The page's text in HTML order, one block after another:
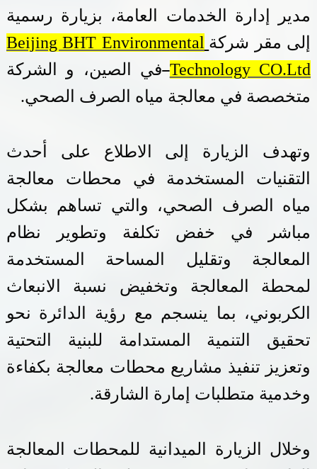
خدمات الموظفين
المكتبة الإلكترونية
مدير إدارة الخدمات العامة، بزيارة رسمية
إلى مقر شركة Beijing BHT Environmental
Technology CO.Ltd في الصين، و الشركة
متخصصة في معالجة مياه الصرف الصحي.
وتهدف الزيارة إلى الاطلاع على أحدث
التقنيات المستخدمة في محطات معالجة
مياه الصرف الصحي، والتي تساهم بشكل
مباشر في خفض تكلفة وتطوير نظام
المعالجة وتقليل المساحة المستخدمة
لمحطة المعالجة وتخفيض نسبة الانبعاث
الكربوني،بما ينسجم مع رؤية الدائرة نحو
تحقيق التنمية المستدامة للبنية التحتية
وتعزيز تنفيذ مشاريع محطات معالجة ب كفاءة
وخدمية متطلبات إمارة الشارقة.
وخلال الزيارة الميدانية للمحطات المعالجة